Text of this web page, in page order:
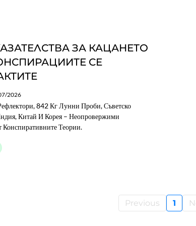
ЗА КАЦАНЕТО
СЕ
2026
842 Кг Лунни Проби, Съветско
Китай И Корея – Неопровержими
Конспиративните Теории.
Previous 1